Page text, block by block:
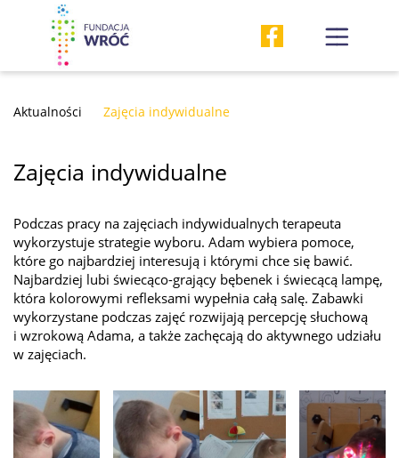
Aktualności Zajęcia indywidualne
Zajęcia indywidualne
Podczas pracy na zajęciach indywidualnych terapeuta
wykorzystuje strategie wyboru. Adam wybiera pomoce,
które go najbardziej interesują i którymi chce się bawić.
Najbardziej lubi świecąco-grający bębenek i świecącą lampę,
która kolorowymi refleksami wypełnia całą salę. Zabawki
wykorzystane podczas zajęć rozwijają percepcję słuchową
i wzrokową Adama, a także zachęcają do aktywnego udziału
w zajęciach.